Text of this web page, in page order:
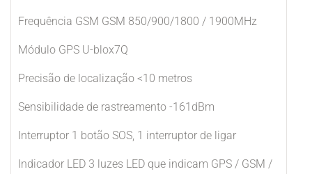
Frequência GSM GSM 850/900/1800 / 1900MHz
Módulo GPS U-blox7Q
Precisão de localização <10 metros
Sensibilidade de rastreamento -161dBm
Interruptor 1 botão SOS, 1 interruptor de ligar
Indicador LED 3 luzes LED que indicam GPS / GSM /